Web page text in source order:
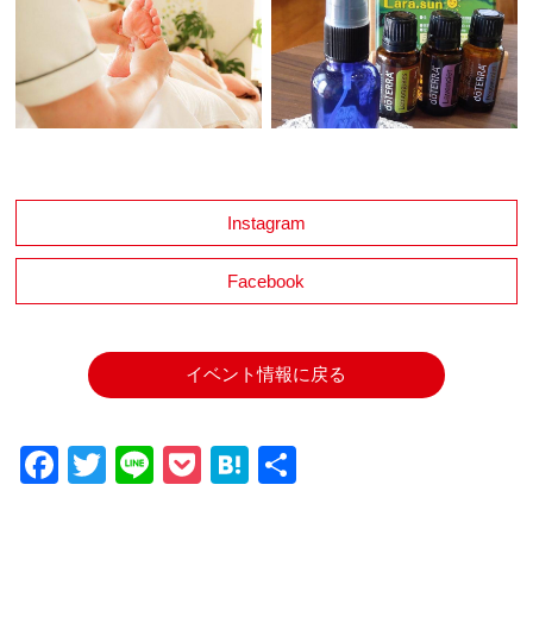
Instagram
Facebook
イベント情報に戻る
Facebook
Twitter
LinePocketHatena